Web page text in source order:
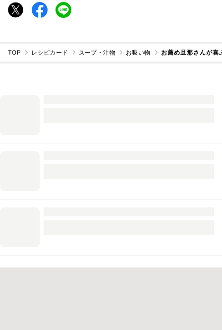
TOP レシピカード スープ・汁物 お吸い物 お薦め旦那さんが喜